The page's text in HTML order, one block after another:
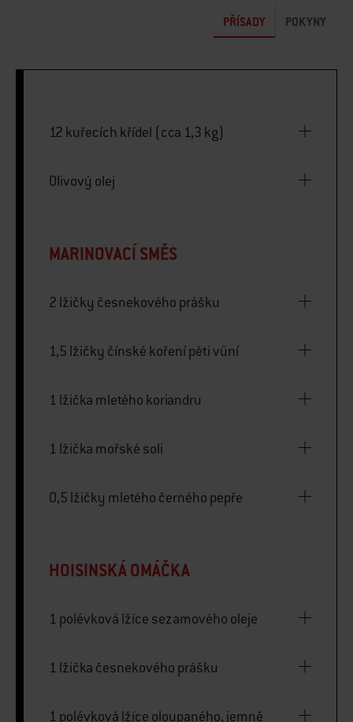
PŘÍSADY POKYNY
12 kuřecích křídel (cca 1,3 kg)
Olivový olej
MARINOVACÍ SMĚS
2 lžičky česnekového prášku
1,5 lžičky čínské koření pěti vůní
1 lžička mletého koriandru
1 lžička mořské soli
0,5 lžičky mletého černého pepře
HOISINSKÁ OMÁČKA
1 polévková lžíce sezamového oleje
1 lžička česnekového prášku
1 polévková lžíce oloupaného, jemně